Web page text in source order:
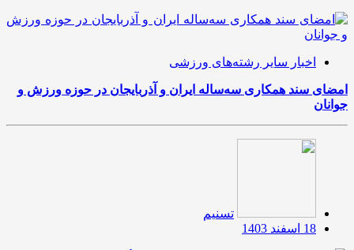
اخبار سایر رشته‌های ورزشی
امضای سند همکاری سه‌ساله ایران و آذربایجان در حوزه ورزش و
جوانان
تسنیم
18 اسفند 1403